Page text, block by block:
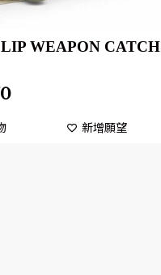
WEAPON CATCH
新增願望